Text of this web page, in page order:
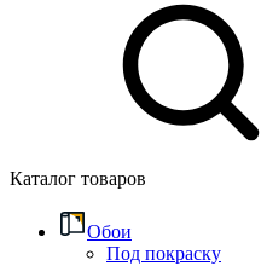
Каталог товаров
Обои
Под покраску